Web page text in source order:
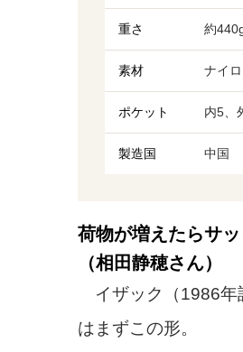
重さ 約
素材 ナイ
ポケット 内5、
製造国 中国
荷物が増えたらサ
（相田静穂さん）
イザック（1986年
はまずこの形。